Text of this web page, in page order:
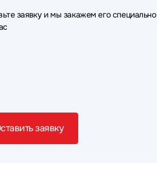
заявку и мы закажем его специально
заявку